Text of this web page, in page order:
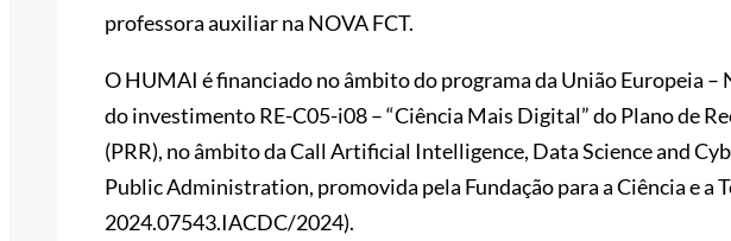
professora auxiliar na NOVA FCT.
O HUMAI é financiado no âmbito do programa da União Europeia
do investimento RE-C05-i08 – “Ciência Mais Digital” do Plano de
(PRR), no âmbito da Call Artificial Intelligence, Data Science and
Public Administration, promovida pela Fundação para a Ciência e a
2024.07543.IACDC/2024).